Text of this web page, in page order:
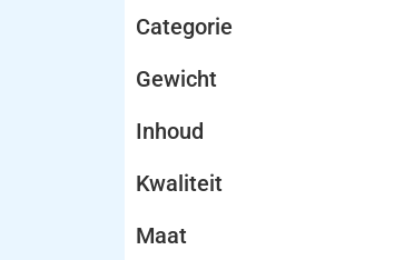
Categorie
Gewicht
Inhoud
Kwaliteit
Maat